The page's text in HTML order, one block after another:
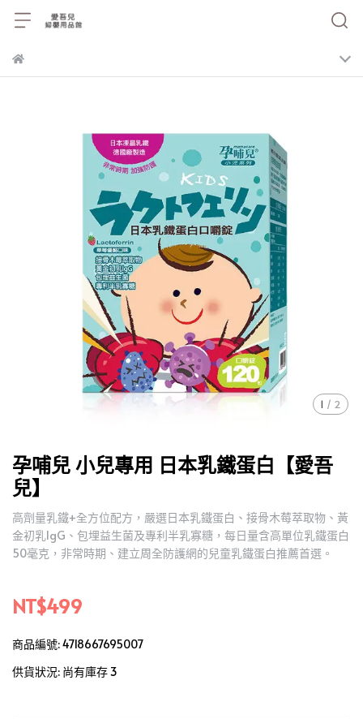
1 / 2
孕哺兒 小兒專用 日本乳鐵蛋白【愛吾
兒】
高劑量乳鐵+全方位配方，嚴選日本乳鐵蛋白、接骨木莓萃取物、黃
金初乳IgG、包埋益生菌及專利半乳寡糖，每日量含高單位乳鐵蛋白
50毫克，非常時期、建立周全防護網的兒童乳鐵蛋白推薦首選。
NT$499
商品編號:4718667695007
供貨狀況: 尚有庫存 3